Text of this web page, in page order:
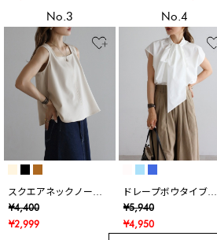
No.3
スクエアネックノース
リブラウス
¥4,400
¥2,999
No.4
ドレープボウタイブラ
ウス
¥5,940
¥4,950